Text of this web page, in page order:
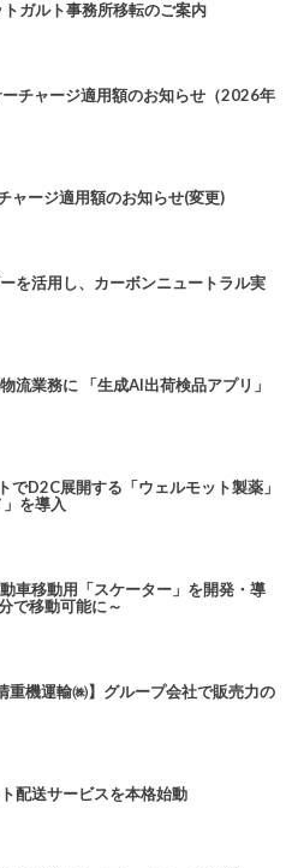
ガルト事務所移転のご案内
チャージ適用額のお知らせ（2026年
ージ適用額のお知らせ(変更)
を活用し、カーボンニュートラル実
流業務に 「生成AI出荷検品アプリ」
でD2C展開する「ウェルモット製薬」
を導入
車移動用「スケーター」を開発・導
で移動可能に～
重機運輸㈱】グループ会社で販売力の
配送サービスを本格始動